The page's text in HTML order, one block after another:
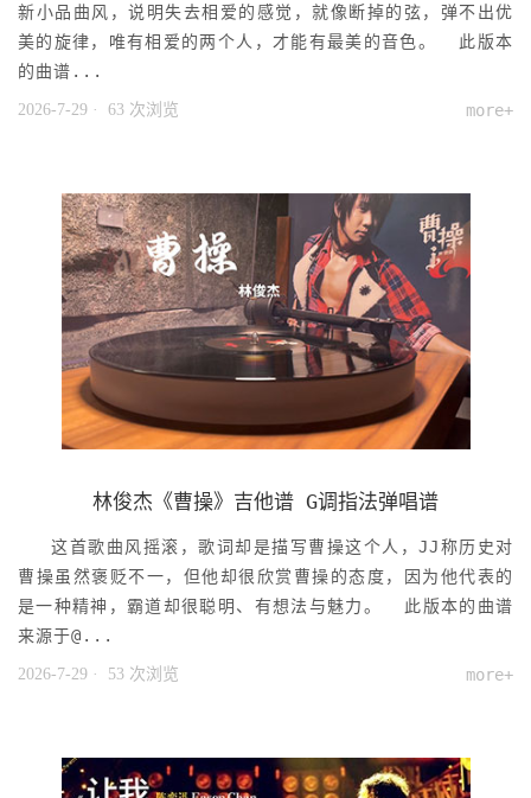
新小品曲风，说明失去相爱的感觉，就像断掉的弦，弹不出优
美的旋律，唯有相爱的两个人，才能有最美的音色。 此版本
的曲谱...
2026-7-29 · 63 次浏览 more+
林俊杰《曹操》吉他谱 G调指法弹唱谱
这首歌曲风摇滚，歌词却是描写曹操这个人，JJ称历史对
曹操虽然褒贬不一，但他却很欣赏曹操的态度，因为他代表的
是一种精神，霸道却很聪明、有想法与魅力。 此版本的曲谱
来源于@...
2026-7-29 · 53 次浏览 more+